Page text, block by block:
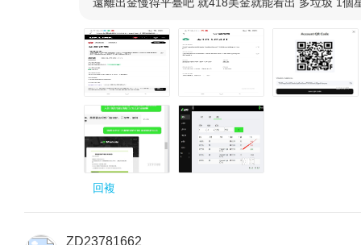
回複
ZD23781662